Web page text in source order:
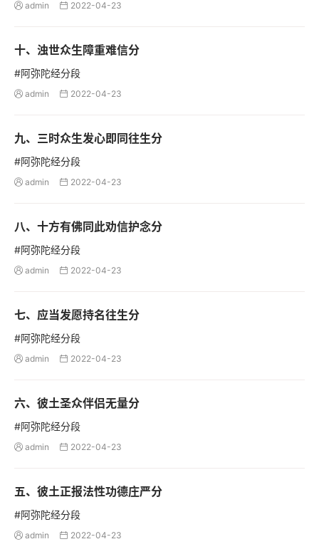
 admin  2022-04-23
十、浊世众生障重难信分
#阿弥陀经分段
 admin  2022-04-23
九、三时众生发心即同往生分
#阿弥陀经分段
 admin  2022-04-23
八、十方有佛同此劝信护念分
#阿弥陀经分段
 admin  2022-04-23
七、应当发愿持名往生分
#阿弥陀经分段
 admin  2022-04-23
六、彼土圣众伴侣无量分
#阿弥陀经分段
 admin  2022-04-23
五、彼土正报法性功德庄严分
#阿弥陀经分段
 admin  2022-04-23